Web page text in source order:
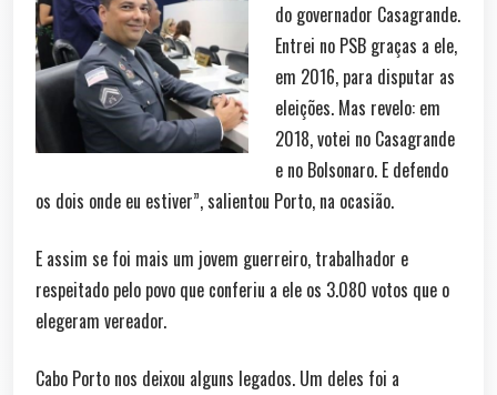
do governador Casagrande.
Entrei no PSB graças a ele,
em 2016, para disputar as
eleições. Mas revelo: em
2018, votei no Casagrande
e no Bolsonaro. E defendo
os dois onde eu estiver”, salientou Porto, na ocasião.
E assim se foi mais um jovem guerreiro, trabalhador e
respeitado pelo povo que conferiu a ele os 3.080 votos que o
elegeram vereador.
Cabo Porto nos deixou alguns legados. Um deles foi a